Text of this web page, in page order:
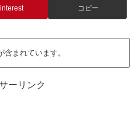
コピー
含まれています。
ーリンク